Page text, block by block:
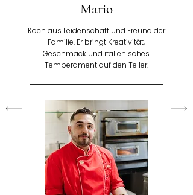
Mario
Koch aus Leidenschaft und Freund der
Familie. Er bringt Kreativität,
Geschmack und italienisches
Temperament auf den Teller.